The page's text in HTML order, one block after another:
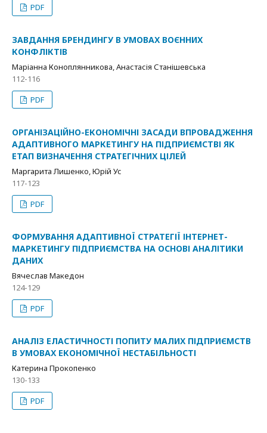
PDF
ЗАВДАННЯ БРЕНДИНГУ В УМОВАХ ВОЄННИХ
КОНФЛІКТІВ
Маріанна Коноплянникова, Анастасія Станішевська
112-116
PDF
ОРГАНІЗАЦІЙНО-ЕКОНОМІЧНІ ЗАСАДИ ВПРОВАДЖЕННЯ
АДАПТИВНОГО МАРКЕТИНГУ НА ПІДПРИЄМСТВІ ЯК
ЕТАП ВИЗНАЧЕННЯ СТРАТЕГІЧНИХ ЦІЛЕЙ
Маргарита Лишенко, Юрій Ус
117-123
PDF
ФОРМУВАННЯ АДАПТИВНОЇ СТРАТЕГІЇ ІНТЕРНЕТ-
МАРКЕТИНГУ ПІДПРИЄМСТВА НА ОСНОВІ АНАЛІТИКИ
ДАНИХ
Вячеслав Македон
124-129
PDF
АНАЛІЗ ЕЛАСТИЧНОСТІ ПОПИТУ МАЛИХ ПІДПРИЄМСТВ
В УМОВАХ ЕКОНОМІЧНОЇ НЕСТАБІЛЬНОСТІ
Катерина Прокопенко
130-133
PDF